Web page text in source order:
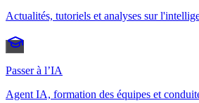
Actualités, tutoriels et analyses sur
Passer à l’IA
Agent IA, formation des équipes et